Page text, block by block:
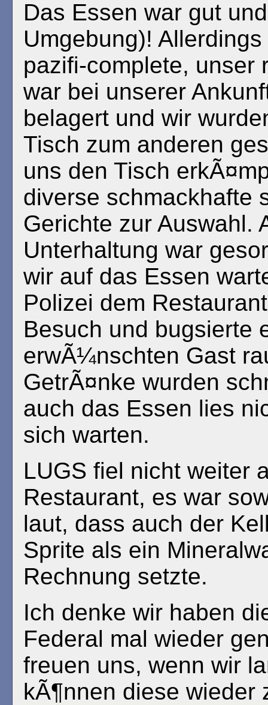
Das Essen war gut
Umgebung)!
pazifi-complete, unser
war bei unserer
belagert und wir
Tisch zum anderen
uns den Tisch
diverse schmackhafte
Gerichte zur Auswahl.
Unterhaltung war
wir auf das Essen
Polizei dem
Besuch und bugsierte
erwÃ¼nschten Gast
GetrÃ¤nke wurden
auch das Essen lies
sich warten.
LUGS fiel nicht weiter
Restaurant, es war
laut, dass auch der
Sprite als ein
Rechnung setzte.
Ich denke wir haben
Federal mal wieder
freuen uns, wenn wir
kÃ¶nnen diese wieder